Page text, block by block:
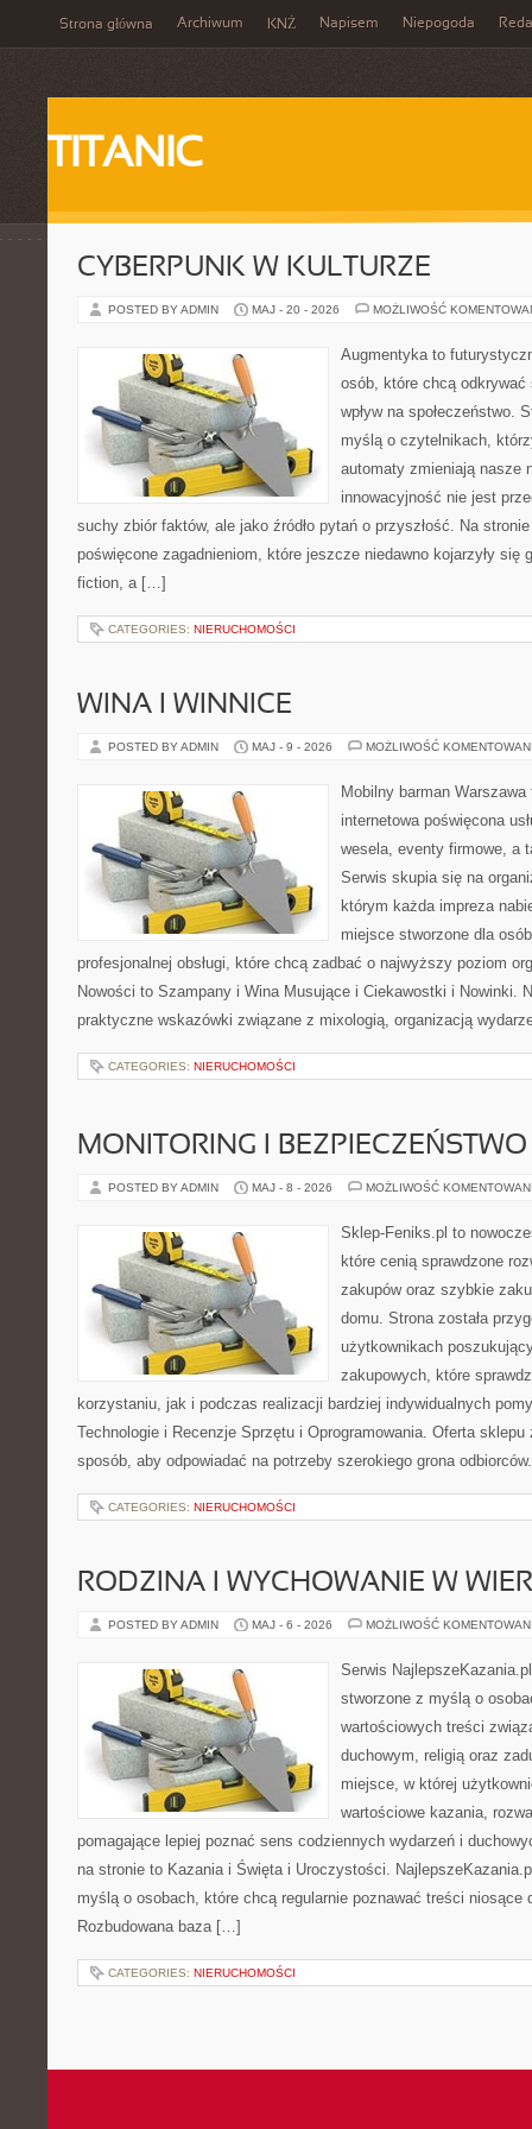
Strona główna Archiwum KNŻ Napisem Niepogoda
TITANIC
CYBERPUNK W KULTURZE
POSTED BY ADMIN MAJ - 20 - 2026 MOŻLIWOŚĆ
Augmentyka to
osób, które chcą
wpływ na społeczeństwo.
myślą o czytelnikach,
automaty zmieniają nasze
innowacyjność nie jest
suchy zbiór faktów, ale jako źródło pytań o przyszłość. Na
poświęcone zagadnieniom, które jeszcze niedawno kojarzyły się
fiction, a […]
CATEGORIES: NIERUCHOMOŚCI
WINA I WINNICE
POSTED BY ADMIN MAJ - 9 - 2026 MOŻLIWOŚĆ
Mobilny barman
internetowa poświęcona
wesela, eventy firmowe, a
Serwis skupia się na
którym każda impreza
miejsce stworzone dla
profesjonalnej obsługi, które chcą zadbać o najwyższy poziom
Nowości to Szampany i Wina Musujące i Ciekawostki i Nowinki.
praktyczne wskazówki związane z mixologią, organizacją
CATEGORIES: NIERUCHOMOŚCI
MONITORING I
POSTED BY ADMIN MAJ - 8 - 2026 MOŻLIWOŚĆ
Sklep-Feniks.pl to
które cenią sprawdzone
zakupów oraz szybkie
domu. Strona została
użytkownikach
zakupowych, które
korzystaniu, jak i podczas realizacji bardziej indywidualnych
Technologie i Recenzje Sprzętu i Oprogramowania. Oferta sklepu
sposób, aby odpowiadać na potrzeby szerokiego grona
CATEGORIES: NIERUCHOMOŚCI
RODZINA I WYCHOWANIE W
POSTED BY ADMIN MAJ - 6 - 2026 MOŻLIWOŚĆ
Serwis
stworzone z myślą o
wartościowych treści
duchowym, religią oraz
miejsce, w której
wartościowe kazania,
pomagające lepiej poznać sens codziennych wydarzeń i
na stronie to Kazania i Święta i Uroczystości.
myślą o osobach, które chcą regularnie poznawać treści niosące
Rozbudowana baza […]
CATEGORIES: NIERUCHOMOŚCI